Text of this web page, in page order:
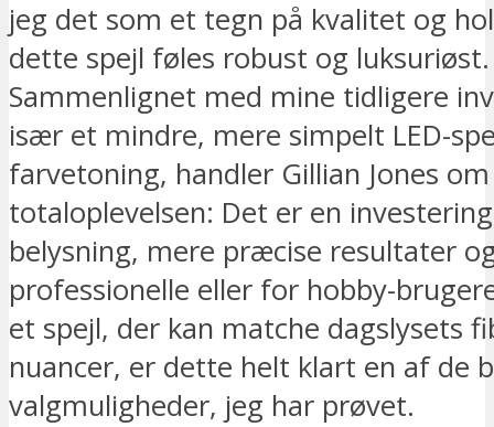
jeg det som et tegn på kvalitet og
dette spejl føles robust og luksuriøst.
Sammenlignet med mine tidligere
især et mindre, mere simpelt LED-
farvetoning, handler Gillian Jones om
totaloplevelsen: Det er en
belysning, mere præcise resultater
professionelle eller for hobby-
et spejl, der kan matche dagslysets
nuancer, er dette helt klart en af de
valgmuligheder, jeg har prøvet.